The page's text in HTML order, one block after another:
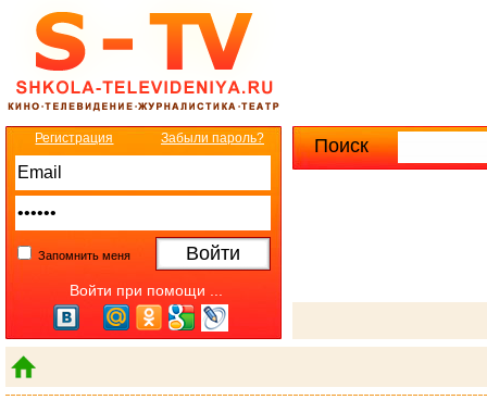
Поиск
Регистрация Забыли пароль?
Запомнить меня
Войти при помощи ...